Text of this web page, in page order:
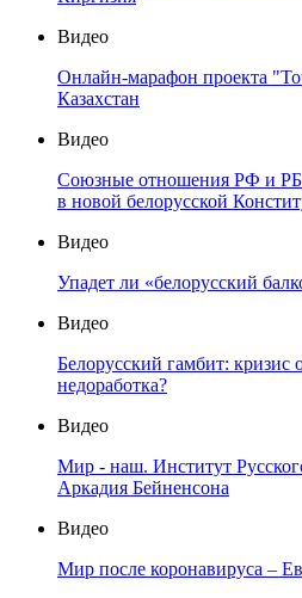
Видео
Онлайн-марафон проекта
Казахстан
Видео
Союзные отношения РФ и
в новой белорусской
Видео
Упадет ли «белорусский
Видео
Белорусский гамбит: кризис
недоработка?
Видео
Мир - наш. Институт
Аркадия Бейненсона
Видео
Мир после коронавируса –